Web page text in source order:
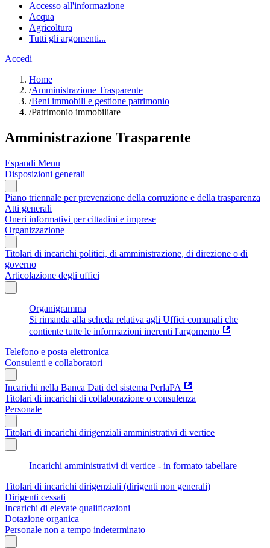
Accesso all'informazione
Acqua
Agricoltura
Tutti gli argomenti...
Accedi
Home
/Amministrazione Trasparente
/Beni immobili e gestione patrimonio
/Patrimonio immobiliare
Amministrazione Trasparente
Espandi Menu
Disposizioni generali
Piano triennale per prevenzione della corruzione e della trasparenza
Atti generali
Oneri informativi per cittadini e imprese
Organizzazione
Titolari di incarichi politici, di amministrazione, di direzione o di
governo
Articolazione degli uffici
Organigramma
Si rimanda alla scheda relativa agli Uffici comunali che
contiente tutte le informazioni inerenti l'argomento
Telefono e posta elettronica
Consulenti e collaboratori
Incarichi nella Banca Dati del sistema PerlaPA
Titolari di incarichi di collaborazione o consulenza
Personale
Titolari di incarichi dirigenziali amministrativi di vertice
Incarichi amministrativi di vertice - in formato tabellare
Titolari di incarichi dirigenziali (dirigenti non generali)
Dirigenti cessati
Incarichi di elevate qualificazioni
Dotazione organica
Personale non a tempo indeterminato